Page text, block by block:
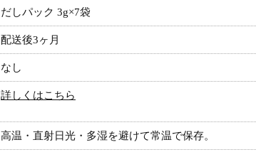
だしパック 3g×7袋
配送後3ヶ月
なし
詳しくはこちら
高温・直射日光・多湿を避けて常温で保存。